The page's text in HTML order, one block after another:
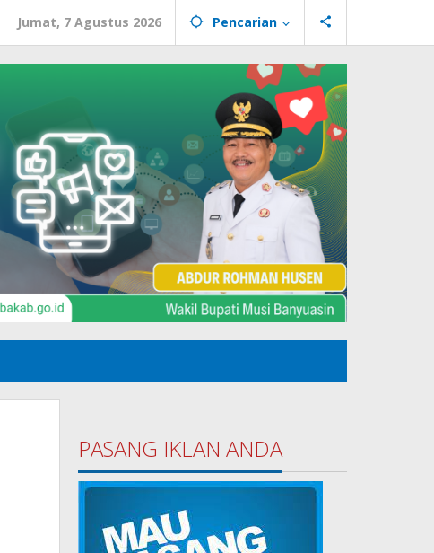
Jumat, 7 Agustus 2026 Pencarian
PASANG IKLAN ANDA